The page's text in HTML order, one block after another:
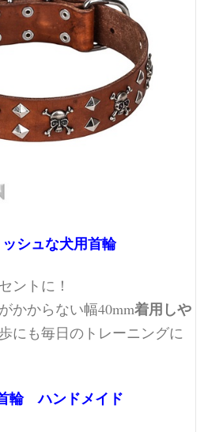
シュな犬用首輪
ントに！
かからない幅40mm着用しや
にも毎日のトレーニングに
輪 ハンドメイド